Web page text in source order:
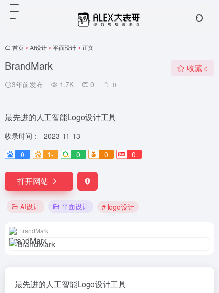
首页 • AI设计 • 平面设计 • 正文
BrandMark
3年前发布 1.7K 0 0
收藏 0
最先进的人工智能Logo设计工具
收录时间：
2023-11-13
0
1- 0 0 0
打开网站
AI设计 平面设计 # logo设计
BrandMark
最先进的人工智能Logo设计工具